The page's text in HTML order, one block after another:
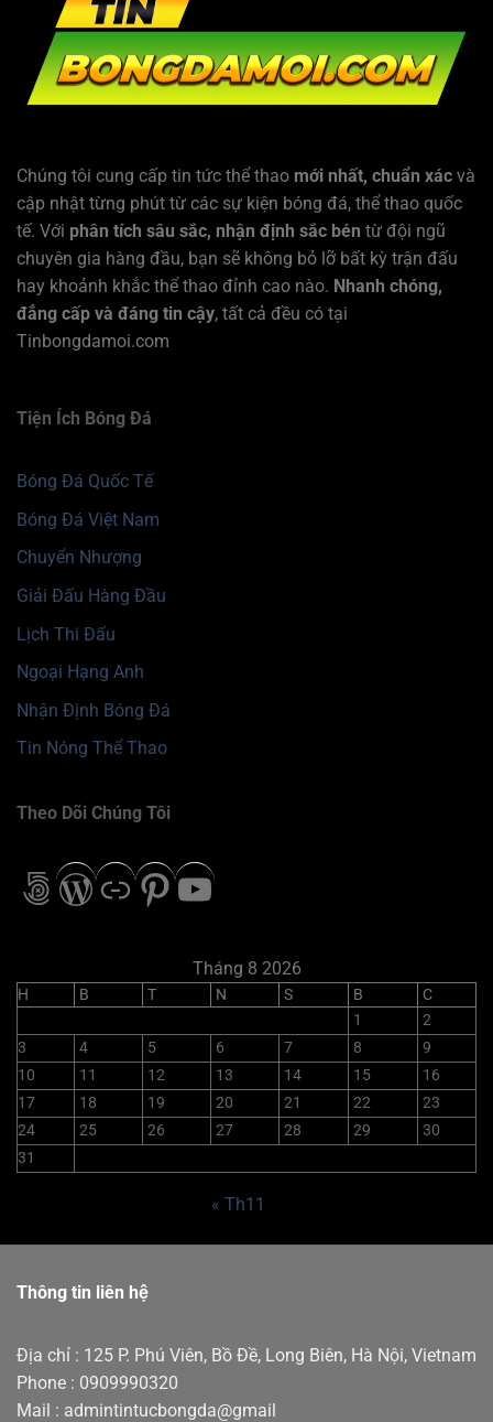
Chúng tôi cung cấp tin tức thể thao mới nhất, chuẩn xác và
cập nhật từng phút từ các sự kiện bóng đá, thể thao quốc
tế. Với phân tích sâu sắc, nhận định sắc bén từ đội ngũ
chuyên gia hàng đầu, bạn sẽ không bỏ lỡ bất kỳ trận đấu
hay khoảnh khắc thể thao đỉnh cao nào. Nhanh chóng,
đẳng cấp và đáng tin cậy, tất cả đều có tại
Tinbongdamoi.com
Tiện Ích Bóng Đá
Bóng Đá Quốc Tế
Bóng Đá Việt Nam
Chuyển Nhượng
Giải Đấu Hàng Đầu
Lịch Thi Đấu
Ngoại Hạng Anh
Nhận Định Bóng Đá
Tin Nóng Thể Thao
Theo Dõi Chúng Tôi
500px
WordPress
Liên kếtPinterest
Youtube
Tháng 8 2026
H B T N S B
C
1
2
3
4 5 6 7 8
9
10
11 12 13 14 15
16
17
18 19 20 21 22
23
24
25 26 27 28 29
30
31
« Th11
Thông tin liên hệ
Địa chỉ : 125 P. Phú Viên, Bồ Đề, Long Biên, Hà Nội, Vietnam
Phone : 0909990320
Mail : admintintucbongda@gmail